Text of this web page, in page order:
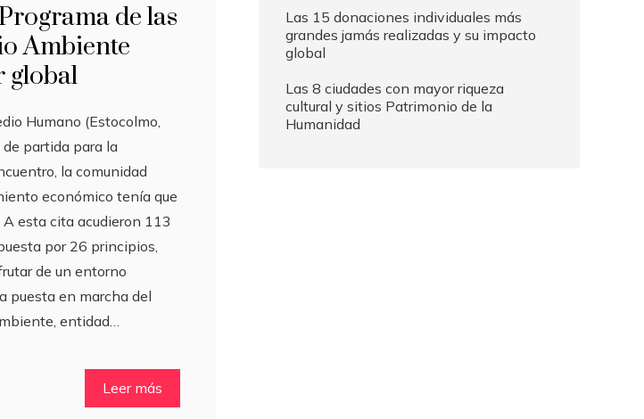
de las
Ambiente
global
Humano (Estocolmo,
partida para la
la comunidad
económico tenía que
esta cita acudieron 113
por 26 principios,
de un entorno
puesta en marcha del
entidad…
Leer más
Las 15 donaciones individuales más
grandes jamás realizadas y su impacto
global
Las 8 ciudades con mayor riqueza
cultural y sitios Patrimonio de la
Humanidad